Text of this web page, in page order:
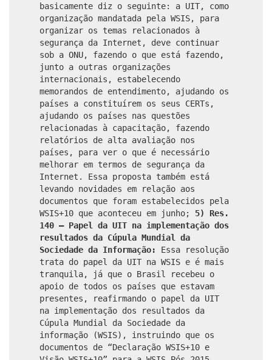
basicamente diz o seguinte: a UIT, como
organização mandatada pela WSIS, para
organizar os temas relacionados à
segurança da Internet, deve continuar
sob a ONU, fazendo o que está fazendo,
junto a outras organizações
internacionais, estabelecendo
memorandos de entendimento, ajudando os
países a constituírem os seus CERTs,
ajudando os países nas questões
relacionadas à capacitação, fazendo
relatórios de alta avaliação nos
países, para ver o que é necessário
melhorar em termos de segurança da
Internet. Essa proposta também está
levando novidades em relação aos
documentos que foram estabelecidos pela
WSIS+10 que aconteceu em junho; 5) Res.
140 – Papel da UIT na implementação dos
resultados da Cúpula Mundial da
Sociedade da Informação: Essa resolução
trata do papel da UIT na WSIS e é mais
tranquila, já que o Brasil recebeu o
apoio de todos os países que estavam
presentes, reafirmando o papel da UIT
na implementação dos resultados da
Cúpula Mundial da Sociedade da
informação (WSIS), instruindo que os
documentos de “Declaração WSIS+10 e